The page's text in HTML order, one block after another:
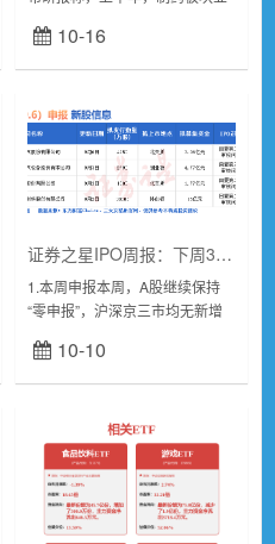
表现优异，其中创新主线表现更
优，中药及流通短期略承压，估
10-16
证券之星IPO周报：下周3只新股申购(名单)
1.本周申报本周，A股继续保持
“零申报”，沪深京三市均无新增
司更新了上市申请审核动态。其
中，湖北兴福电子材料股份有限
10-10